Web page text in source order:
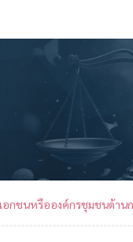
อกชนหรือองค์กรชุมชนด้า